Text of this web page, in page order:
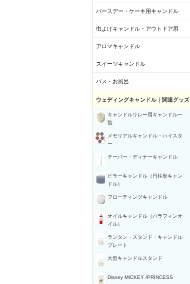
バースデー・ケーキ用キャンドル
虫よけキャンドル・アウトドア用
アロマキャンドル
スイーツキャンドル
バス・お風呂
ウェディングキャンドル｜関連グッズ
キャンドルリレー用キャンドル一
覧
メモリアルキャンドル・ハイスタ
ー
テーパー・ディナーキャンドル
ピラーキャンドル（円柱形キャン
ドル）
フローティングキャンドル
オイルキャンドル（パラフィンオ
イル）
ランタン・スタンド・キャンドル
プレート
大型キャンドルスタンド
Disney MICKEY /PRINCESS